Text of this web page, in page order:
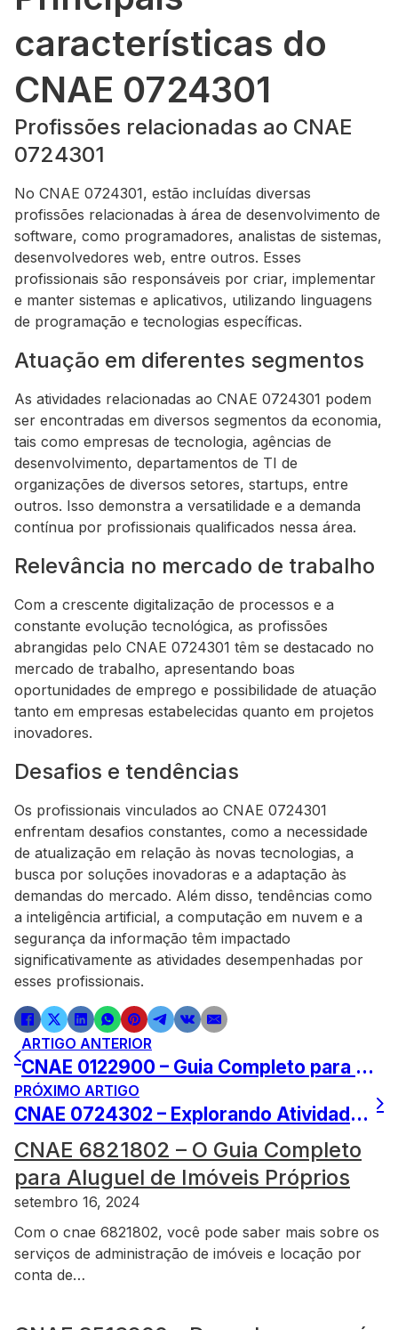
características do
CNAE 0724301
Profissões relacionadas ao CNAE
0724301
No CNAE 0724301, estão incluídas diversas
profissões relacionadas à área de desenvolvimento de
software, como programadores, analistas de sistemas,
desenvolvedores web, entre outros. Esses
profissionais são responsáveis por criar, implementar
e manter sistemas e aplicativos, utilizando linguagens
de programação e tecnologias específicas.
Atuação em diferentes segmentos
As atividades relacionadas ao CNAE 0724301 podem
ser encontradas em diversos segmentos da economia,
tais como empresas de tecnologia, agências de
desenvolvimento, departamentos de TI de
organizações de diversos setores, startups, entre
outros. Isso demonstra a versatilidade e a demanda
contínua por profissionais qualificados nessa área.
Relevância no mercado de trabalho
Com a crescente digitalização de processos e a
constante evolução tecnológica, as profissões
abrangidas pelo CNAE 0724301 têm se destacado no
mercado de trabalho, apresentando boas
oportunidades de emprego e possibilidade de atuação
tanto em empresas estabelecidas quanto em projetos
inovadores.
Desafios e tendências
Os profissionais vinculados ao CNAE 0724301
enfrentam desafios constantes, como a necessidade
de atualização em relação às novas tecnologias, a
busca por soluções inovadoras e a adaptação às
demandas do mercado. Além disso, tendências como
a inteligência artificial, a computação em nuvem e a
segurança da informação têm impactado
significativamente as atividades desempenhadas por
esses profissionais.
ARTIGO ANTERIOR
CNAE 0122900 – Guia Completo para Cultivo de Frutas Secas
PRÓXIMO ARTIGO
CNAE 0724302 – Explorando Atividades de Mineração em Ouro
CNAE 6821802 – O Guia Completo
para Aluguel de Imóveis Próprios
setembro 16, 2024
Com o cnae 6821802, você pode saber mais sobre os
serviços de administração de imóveis e locação por
conta de…